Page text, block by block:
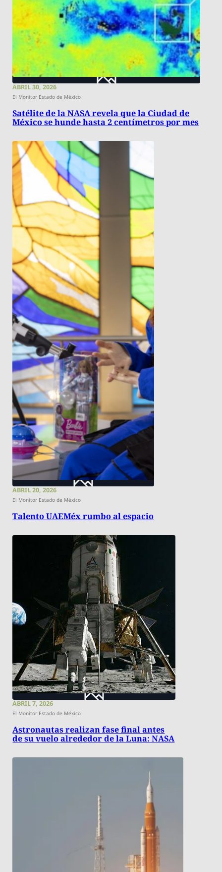
ABRIL 30, 2026
El Monitor Estado de México
Satélite de la NASA revela que la Ciudad de
México se hunde hasta 2 centímetros por mes
ABRIL 20, 2026
El Monitor Estado de México
Talento UAEMéx rumbo al espacio
ABRIL 7, 2026
El Monitor Estado de México
Astronautas realizan fase final antes
de su vuelo alrededor de la Luna: NASA